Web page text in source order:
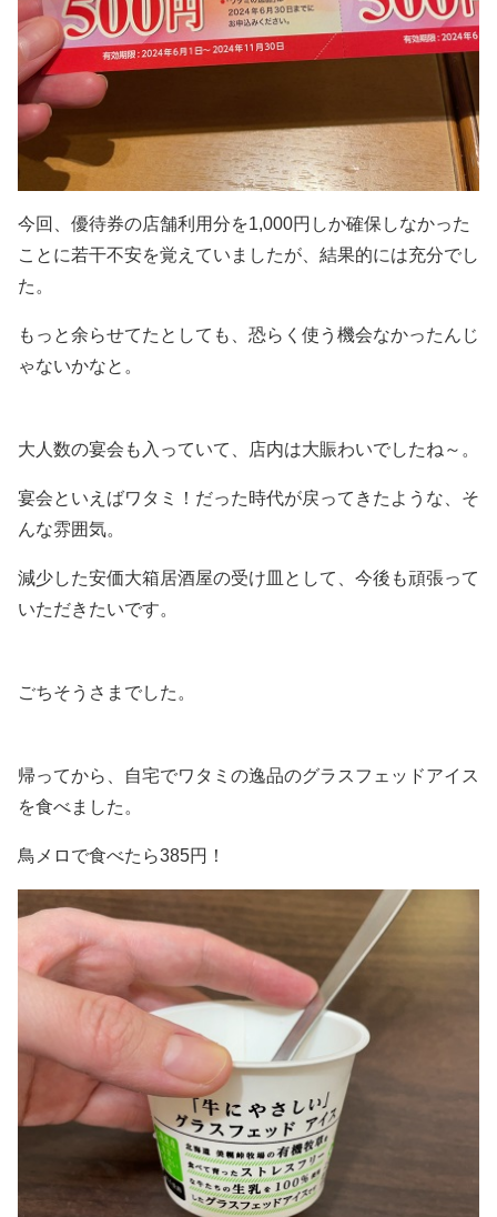
今回、優待券の店舗利用分を1,000円しか確保しなかった
ことに若干不安を覚えていましたが、結果的には充分でし
た。
もっと余らせてたとしても、恐らく使う機会なかったんじ
ゃないかなと。
大人数の宴会も入っていて、店内は大賑わいでしたね～。
宴会といえばワタミ！だった時代が戻ってきたような、そ
んな雰囲気。
減少した安価大箱居酒屋の受け皿として、今後も頑張って
いただきたいです。
ごちそうさまでした。
帰ってから、自宅でワタミの逸品のグラスフェッドアイス
を食べました。
鳥メロで食べたら385円！